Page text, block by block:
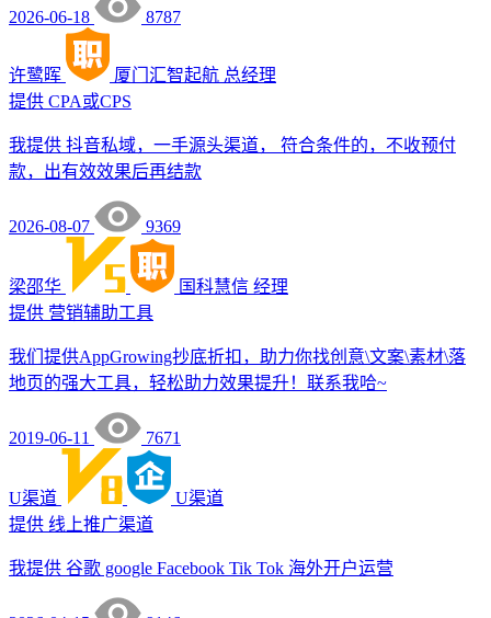
2026-06-18 8787
许鹭晖 厦门汇智起航 总经理
提供 CPA或CPS
我提供 抖音私域，一手源头渠道， 符合条件的，不收预付
款，出有效效果后再结款
2026-08-07 9369
梁邵华 国科慧信 经理
提供 营销辅助工具
我们提供AppGrowing抄底折扣，助力你找创意\文案\素材\落
地页的强大工具，轻松助力效果提升！联系我哈~
2019-06-11 7671
U渠道
U渠道
提供 线上推广渠道
我提供 谷歌 google Facebook Tik Tok 海外开户运营